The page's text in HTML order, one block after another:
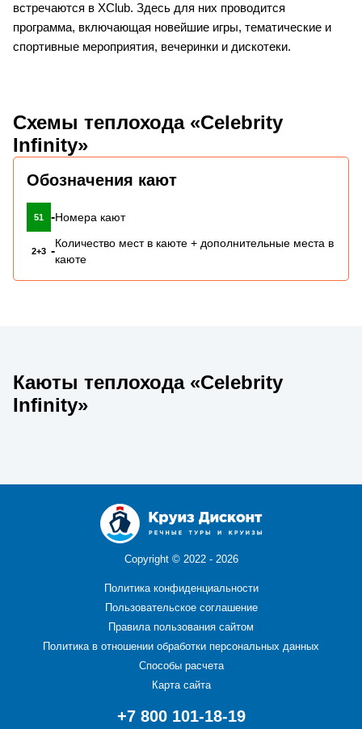
встречаются в XClub. Здесь для них проводится
программа, включающая новейшие игры, тематические и
спортивные мероприятия, вечеринки и дискотеки.
Схемы теплохода «Celebrity
Infinity»
Обозначения кают
51 -Номера кают
2+3 -
Количество мест в каюте + дополнительные места в
каюте
Каюты теплохода «Celebrity
Infinity»
Copyright © 2022 - 2026
Политика конфиденциальности
Пользовательское соглашение
Правила пользования сайтом
Политика в отношении обработки персональных данных
Способы расчета
Карта сайта
+7 800 101-18-19